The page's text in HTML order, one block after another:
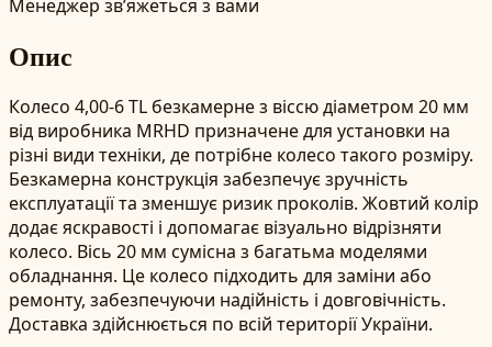
Менеджер зв’яжеться з вами
Опис
Колесо 4,00-6 TL безкамерне з віссю діаметром 20 мм
від виробника MRHD призначене для установки на
різні види техніки, де потрібне колесо такого розміру.
Безкамерна конструкція забезпечує зручність
експлуатації та зменшує ризик проколів. Жовтий колір
додає яскравості і допомагає візуально відрізняти
колесо. Вісь 20 мм сумісна з багатьма моделями
обладнання. Це колесо підходить для заміни або
ремонту, забезпечуючи надійність і довговічність.
Доставка здійснюється по всій території України.